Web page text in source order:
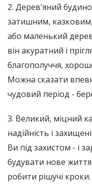
2. Дерев'яний
затишним,
або маленький
він акуратний і
благополуччя,
Можна сказати
чудовий період -
3. Великий, міцний
надійність і
Ви під захистом - і
будувати нове
робити рішучі